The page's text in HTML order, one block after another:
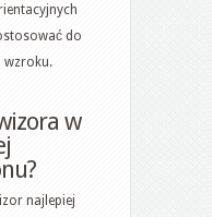
do
wzroku.
w
najlepiej